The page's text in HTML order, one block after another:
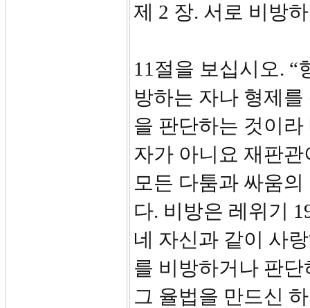
제 2 장. 서로 비방
11절을 보십시오. “
방하는 자나 형제
을 판단하는 것이
자가 아니요 재판관
모든 다툼과 싸움
다. 비방은 레위기
네 자신과 같이 사
를 비방하거나 판
그 율법을 만드신